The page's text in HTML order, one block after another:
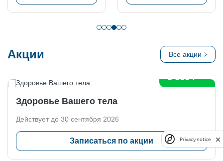
Акции Все акции
скидка 30%
6 000 ₽
Здоровье Вашего тела
Действует до 30 сентября 2026
Записаться по акции Privacy notice